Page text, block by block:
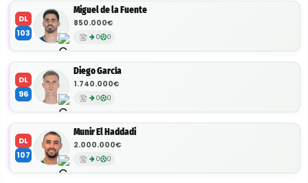
DL
103
Miguel de la Fuente
850.000€
0 0
DL
96
Diego García
1.740.000€
0 0
DL
107
Munir El Haddadi
2.000.000€
0 0